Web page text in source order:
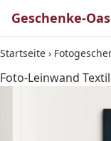
Geschenke-
Startseite ›
Foto-Leinwand